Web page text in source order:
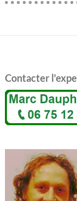
Contacter